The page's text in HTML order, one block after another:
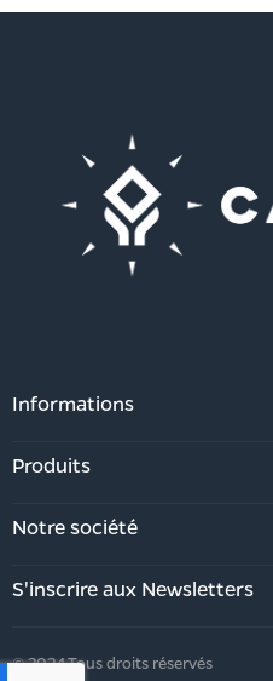
Informations
Produits
Notre société
S'inscrire aux Newsletters
© 2024 Tous droits réservés